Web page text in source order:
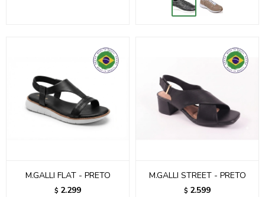
M.GALLI FLAT - PRETO
$ 2.299
M.GALLI STREET - PRETO
$ 2.599